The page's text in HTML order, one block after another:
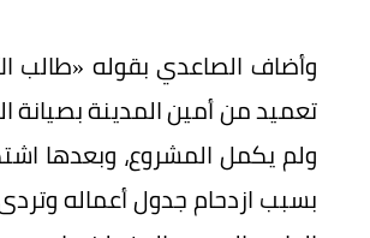
وأضاف الصاعدي بقوله «طالب
تعميد من أمين المدينة
ولم يكمل المشروع، وبعدها
بسبب ازدحام جدول أعماله